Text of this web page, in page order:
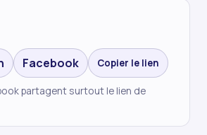
Facebook Copier le lien
partagent surtout le lien de